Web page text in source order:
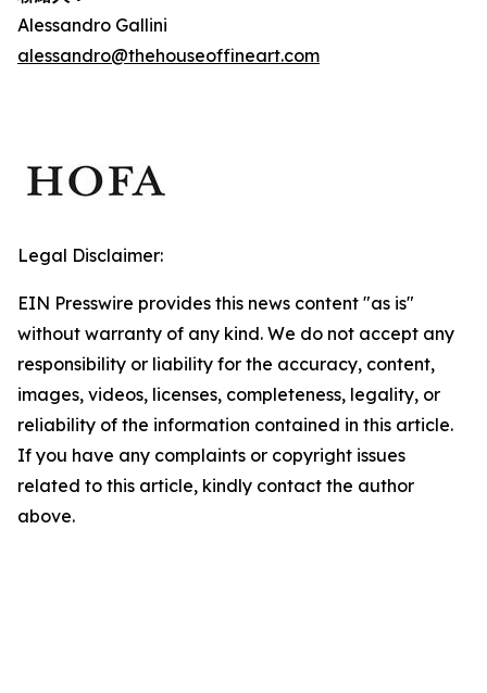
Alessandro Gallini
alessandro@thehouseoffineart.com
Legal Disclaimer:
EIN Presswire provides this news content "as is"
without warranty of any kind. We do not accept any
responsibility or liability for the accuracy, content,
images, videos, licenses, completeness, legality, or
reliability of the information contained in this article.
If you have any complaints or copyright issues
related to this article, kindly contact the author
above.